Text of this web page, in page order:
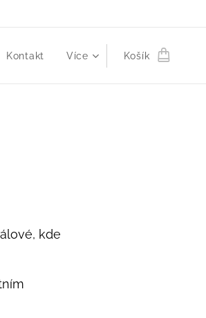
Kontakt Více Košík
kde